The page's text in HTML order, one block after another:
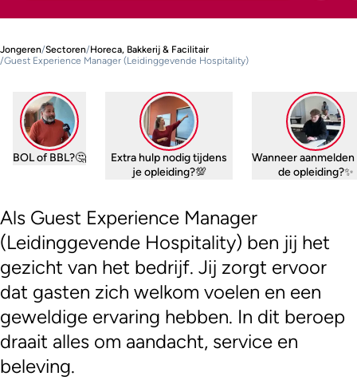
Jongeren/Sectoren/Horeca, Bakkerij & Facilitair
/Guest Experience Manager (Leidinggevende Hospitality)
BOL of BBL?🤔
Extra hulp nodig tijdens
je opleiding?💯
Wanneer
de opleiding?✨
Als Guest Experience Manager
(Leidinggevende Hospitality) ben jij het
gezicht van het bedrijf. Jij zorgt ervoor
dat gasten zich welkom voelen en een
geweldige ervaring hebben. In dit beroep
draait alles om aandacht, service en
beleving.